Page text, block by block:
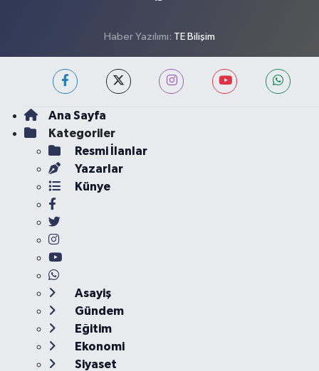
Haber Yazılımı: TE Bilişim
Ana Sayfa
Kategoriler
Resmi İlanlar
Yazarlar
Künye
Asayiş
Gündem
Eğitim
Ekonomi
Siyaset